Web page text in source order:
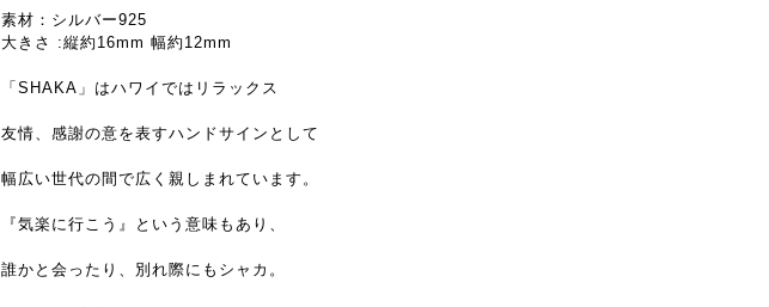
素材：シルバー925
大きさ :縦約16mm 幅約12mm
「SHAKA」はハワイではリラックス
友情、感謝の意を表すハンドサインとして
幅広い世代の間で広く親しまれています。
『気楽に行こう』という意味もあり、
誰かと会ったり、別れ際にもシャカ。